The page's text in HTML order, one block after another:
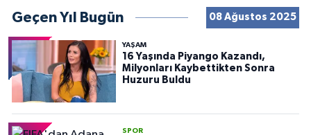
Geçen Yıl Bugün 08 Ağustos 2025
YAŞAM
16 Yaşında Piyango Kazandı,
Milyonları Kaybettikten Sonra
Huzuru Buldu
SPOR